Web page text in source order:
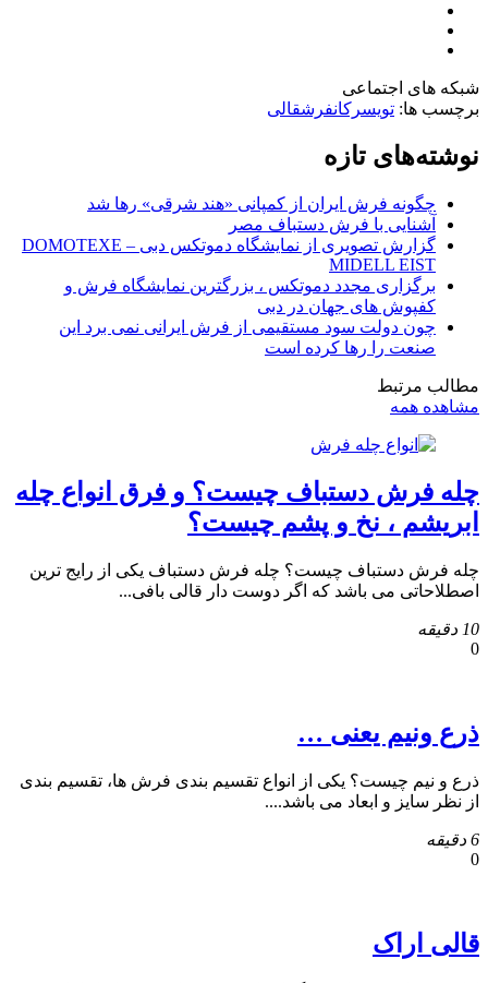
شبکه های اجتماعی
برچسب ها: تویسرکانفرشقالی
نوشته‌های تازه
چگونه فرش ایران از کمپانی «هند شرقی» رها شد
آشنایی با فرش دستباف مصر
گزارش تصویری از نمایشگاه دموتکس دبی – DOMOTEXE
MIDELL EIST
برگزاری مجدد دموتکس ، بزرگترین نمایشگاه فرش و
کفپوش های جهان در دبی
چون دولت سود مستقیمی از فرش ایرانی نمی برد این
صنعت را رها کرده است
مطالب مرتبط
مشاهده همه
چله فرش دستباف چیست؟ و فرق انواع چله
ابریشم ، نخ و پشم چیست؟
چله فرش دستباف چیست؟ چله فرش دستباف یکی از رایج ترین
اصطلاحاتی می باشد که اگر دوست دار قالی بافی...
10 دقیقه
0
ذرع ونیم یعنی …
ذرع و نیم چیست؟ یکی از انواع تقسیم بندی فرش ها، تقسیم بندی
از نظر سایز و ابعاد می باشد....
6 دقیقه
0
قالی اراک